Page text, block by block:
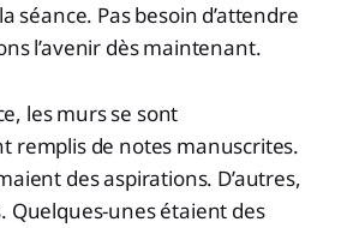
séance. Pas besoin d’attendre
l’avenir dès maintenant.
les murs se sont
remplis de notes manuscrites.
des aspirations. D’autres,
Quelques-unes étaient des